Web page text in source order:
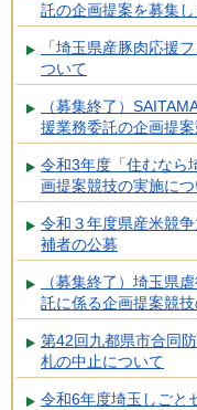
託の企画提案を募集
「埼玉県産豚肉応援
ついて
（募集終了）
援業務委託の企画提
令和3年度「住むなら
画提案競技の実施に
令和３年度県産米競
補者の公募
（募集終了）埼玉県
託に係る企画提案競
第42回九都県市合同
札の中止について
令和6年度埼玉しごと